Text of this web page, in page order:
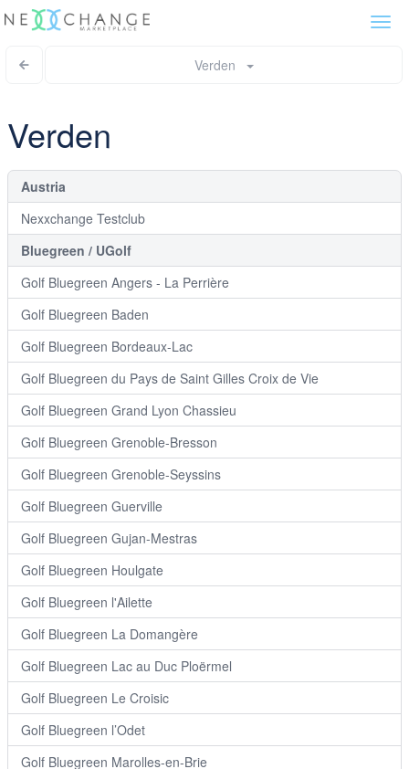
Verden
Verden
Austria
Nexxchange Testclub
Bluegreen / UGolf
Golf Bluegreen Angers - La Perrière
Golf Bluegreen Baden
Golf Bluegreen Bordeaux-Lac
Golf Bluegreen du Pays de Saint Gilles Croix de Vie
Golf Bluegreen Grand Lyon Chassieu
Golf Bluegreen Grenoble-Bresson
Golf Bluegreen Grenoble-Seyssins
Golf Bluegreen Guerville
Golf Bluegreen Gujan-Mestras
Golf Bluegreen Houlgate
Golf Bluegreen l'Ailette
Golf Bluegreen La Domangère
Golf Bluegreen Lac au Duc Ploërmel
Golf Bluegreen Le Croisic
Golf Bluegreen l’Odet
Golf Bluegreen Marolles-en-Brie